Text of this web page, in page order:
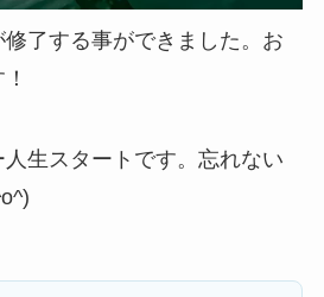
修了する事ができました。お
生スタートです。忘れない